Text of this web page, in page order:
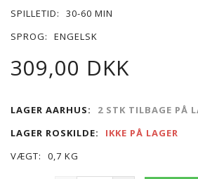
SPILLETID:
30-60 MIN
SPROG:
ENGELSK
309,00 DKK
LAGER AARHUS:
2 STK TILBAGE PÅ
LAGER ROSKILDE:
IKKE PÅ LAGER
VÆGT:
0,7 KG